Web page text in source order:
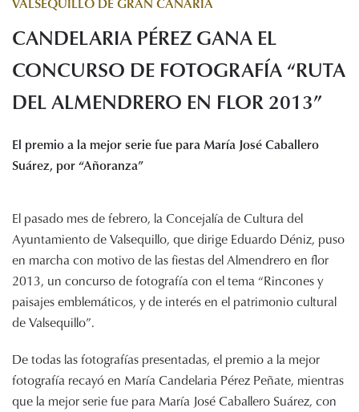
Servicios
Noticias
Recursos
Documentos
Audiovisuales
Sede electrónica
Contacto
CANDELARIA PÉREZ GANA EL
CONCURSO DE FOTOGRAFÍA “RUTA
DEL ALMENDRERO EN FLOR 2013”
El premio a la mejor serie fue para María José Caballero
Suárez, por “Añoranza”
El pasado mes de febrero, la Concejalía de Cultura del
Ayuntamiento de Valsequillo, que dirige Eduardo Déniz, puso
en marcha con motivo de las fiestas del Almendrero en flor
2013, un concurso de fotografía con el tema “Rincones y
paisajes emblemáticos, y de interés en el patrimonio cultural
de Valsequillo”.
De todas las fotografías presentadas, el premio a la mejor
fotografía recayó en María Candelaria Pérez Peñate, mientras
que la mejor serie fue para María José Caballero Suárez, con